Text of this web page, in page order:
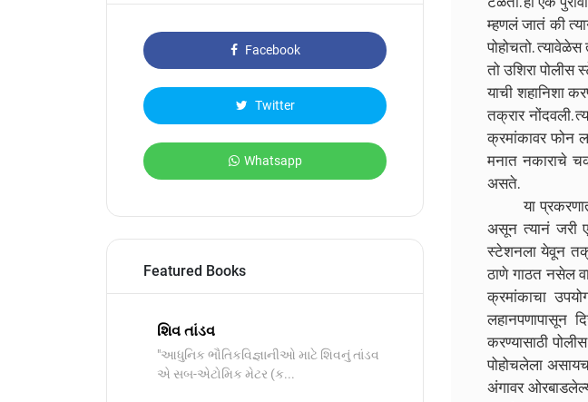
Facebook
Twitter
Whatsapp
Featured Books
શિવ તાંડવ
"આધુનિક ભૌતિકવિજ્ઞાનીઓ માટે શિવનું તાંડવ
એ સબ-એટોમિક મેટર (ક...
म्हणलं जातं की
पोहोचतो.
तो उशिरा पोलीस
याची शहानिशा
तक्रार नोंदवली.
क्रमांकावर फोन
मनात नकाराचे
असते.
या प्रकरणात
असून त्यानं जरी
स्टेशनला येवून
ठाणे गाठत नसेल
क्रमांकाचा
लहानपणापासून
करण्यासाठी
पोहोचलेला
अंगावर